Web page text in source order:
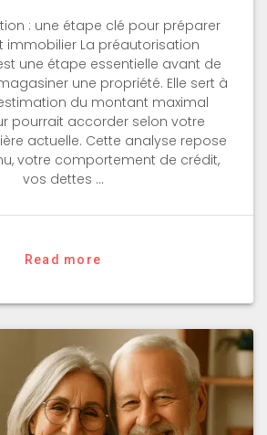
: une étape clé pour préparer
immobilier La préautorisation
une étape essentielle avant de
une propriété. Elle sert à
du montant maximal
pourrait accorder selon votre
actuelle. Cette analyse repose
votre comportement de crédit,
vos dettes …
Read more